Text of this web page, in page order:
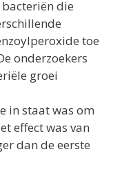
die
toe
onderzoekers
groei
in staat was om
effect was van
dan de eerste